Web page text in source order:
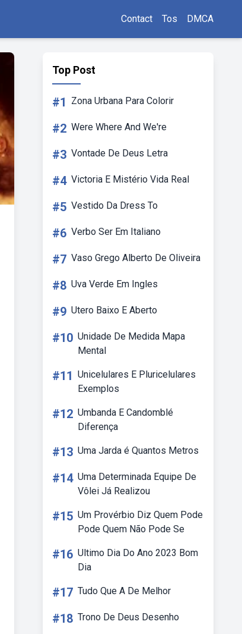
Contact Tos DMCA
Top Post
#1 Zona Urbana Para Colorir
#2 Were Where And We're
#3 Vontade De Deus Letra
#4 Victoria E Mistério Vida Real
#5 Vestido Da Dress To
#6 Verbo Ser Em Italiano
#7 Vaso Grego Alberto De Oliveira
#8 Uva Verde Em Ingles
#9 Utero Baixo E Aberto
#10 Unidade De Medida Mapa
Mental
#11 Unicelulares E Pluricelulares
Exemplos
#12 Umbanda E Candomblé
Diferença
#13 Uma Jarda é Quantos Metros
#14 Uma Determinada Equipe De
Vôlei Já Realizou
#15 Um Provérbio Diz Quem Pode
Pode Quem Não Pode Se
#16 Ultimo Dia Do Ano 2023 Bom
Dia
#17 Tudo Que A De Melhor
#18 Trono De Deus Desenho